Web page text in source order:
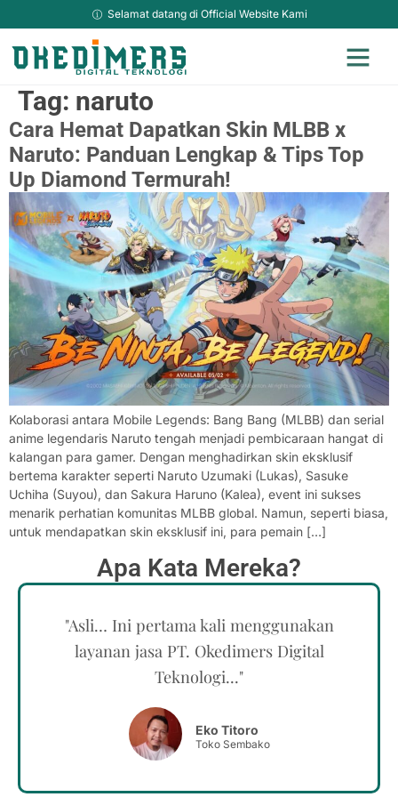
Selamat datang di Official Website Kami
Tag: naruto
Cara Hemat Dapatkan Skin MLBB x
Naruto: Panduan Lengkap & Tips Top
Up Diamond Termurah!
Kolaborasi antara Mobile Legends: Bang Bang (MLBB) dan serial
anime legendaris Naruto tengah menjadi pembicaraan hangat di
kalangan para gamer. Dengan menghadirkan skin eksklusif
bertema karakter seperti Naruto Uzumaki (Lukas), Sasuke
Uchiha (Suyou), dan Sakura Haruno (Kalea), event ini sukses
menarik perhatian komunitas MLBB global. Namun, seperti biasa,
untuk mendapatkan skin eksklusif ini, para pemain […]
Apa Kata Mereka?
"Asli… Ini pertama kali menggunakan
layanan jasa PT. Okedimers Digital
Teknologi..."
Eko Titoro
Toko Sembako